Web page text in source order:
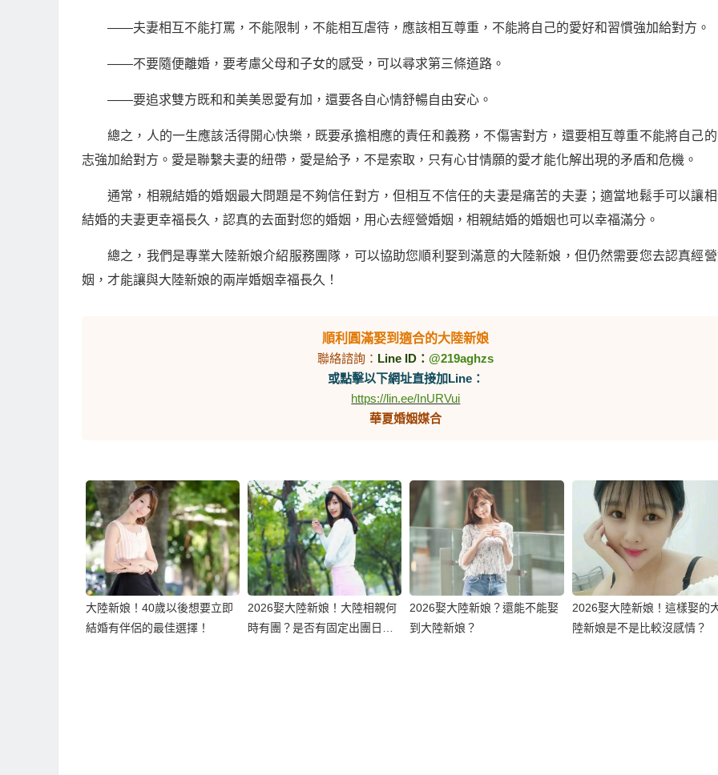
——夫妻相互不能打罵，不能限制，不能相互虐待，應該相互尊重，不能將自己的愛好和習慣強加給對方。
——不要隨便離婚，要考慮父母和子女的感受，可以尋求第三條道路。
——要追求雙方既和和美美恩愛有加，還要各自心情舒暢自由安心。
總之，人的一生應該活得開心快樂，既要承擔相應的責任和義務，不傷害對方，還要相互尊重不能將自己
志強加給對方。愛是聯繫夫妻的紐帶，愛是給予，不是索取，只有心甘情願的愛才能化解出現的矛盾和危機。
通常，相親結婚的婚姻最大問題是不夠信任對方，但相互不信任的夫妻是痛苦的夫妻；適當地鬆手可以讓
結婚的夫妻更幸福長久，認真的去面對您的婚姻，用心去經營婚姻，相親結婚的婚姻也可以幸福滿分。
總之，我們是專業大陸新娘介紹服務團隊，可以協助您順利娶到滿意的大陸新娘，但仍然需要您去認真經
姻，才能讓與大陸新娘的兩岸婚姻幸福長久！
順利圓滿娶到適合的大陸新娘
聯絡諮詢： Line ID：@219aghzs
或點擊以下網址直接加Line：
https://lin.ee/InURVui
華夏婚姻媒合
大陸新娘！40歲以後想要立即
結婚有伴侶的最佳選擇！
2026娶大陸新娘！大陸相親何
時有團？是否有固定出團日
2026娶大陸新娘？還能不能娶
到大陸新娘？
2026娶大陸新娘！這樣娶的
陸新娘是不是比較沒感情？